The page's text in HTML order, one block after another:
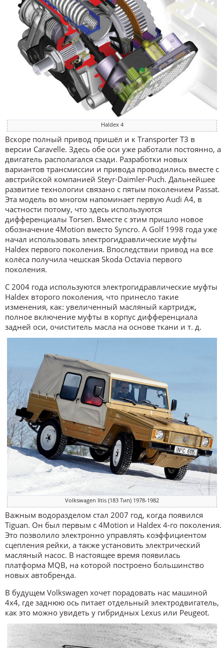
Haldex 4
Вскоре полный привод пришёл и к Transporter T3 в
версии Caravelle. Здесь обе оси уже работали постоянно, а
двигатель располагался сзади. Разработки новых
вариантов трансмиссии и привода проводились вместе с
австрийской компанией Steyr-Daimler-Puch. Дальнейшее
развитие технологии связано с пятым поколением Passat.
Эта модель во многом напоминает первую Audi A4, в
частности потому, что здесь используются
дифференциалы Torsen. Вместе с этим пришло новое
обозначение 4Motion вместо Syncro. А Golf 1998 года уже
начал использовать электрогидравлические муфты
Haldex первого поколения. Впоследствии привод на все
колёса получила чешская Skoda Octavia первого
поколения.
С 2004 года используются электрогидравлические муфты
Haldex второго поколения, что принесло такие
изменения, как: увеличенный масляный картридж,
полное включение муфты в корпус дифференциала
задней оси, очиститель масла на основе ткани и т. д.
Volkswagen Iltis (183 Тип) 1978-1982
Важным водоразделом стал 2007 год, когда появился
Tiguan. Он был первым с 4Motion и Haldex 4-го поколения.
Это позволило электронно управлять коэффициентом
сцепления рейки, а также установить электрический
масляный насос. В настоящее время появилась
платформа MQB, на которой построено большинство
новых автобренда.
В будущем Volkswagen хочет порадовать нас машиной
4х4, где заднюю ось питает отдельный электродвигатель,
как это можно увидеть у гибридных Lexus или Peugeot.